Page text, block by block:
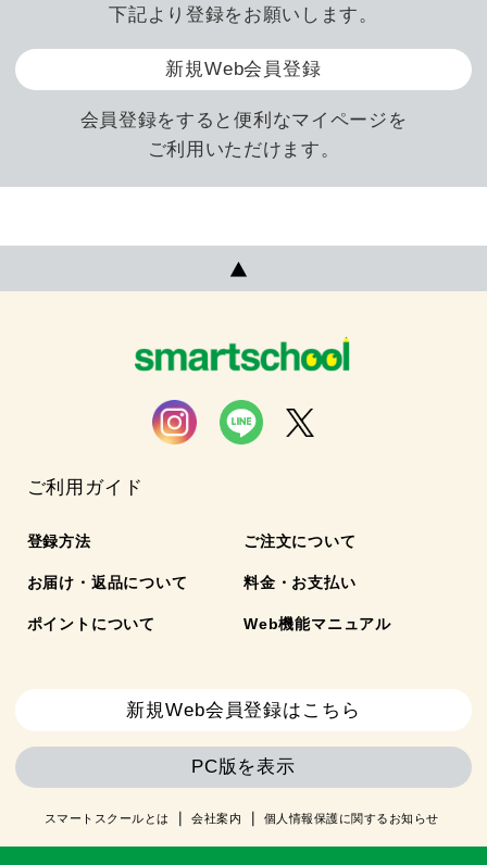
下記より登録をお願いします。
新規Web会員登録
会員登録をすると便利なマイページを
ご利用いただけます。
ご利用ガイド
登録方法 ご注文について
お届け・返品について 料金・お支払い
ポイントについて Web機能マニュアル
新規Web会員登録はこちら
PC版を表示
スマートスクールとは 会社案内 個人情報保護に関するお知らせ